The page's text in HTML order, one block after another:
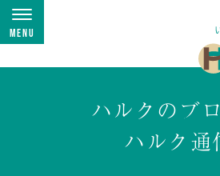
Menu
ハルクのブ
ハルク通